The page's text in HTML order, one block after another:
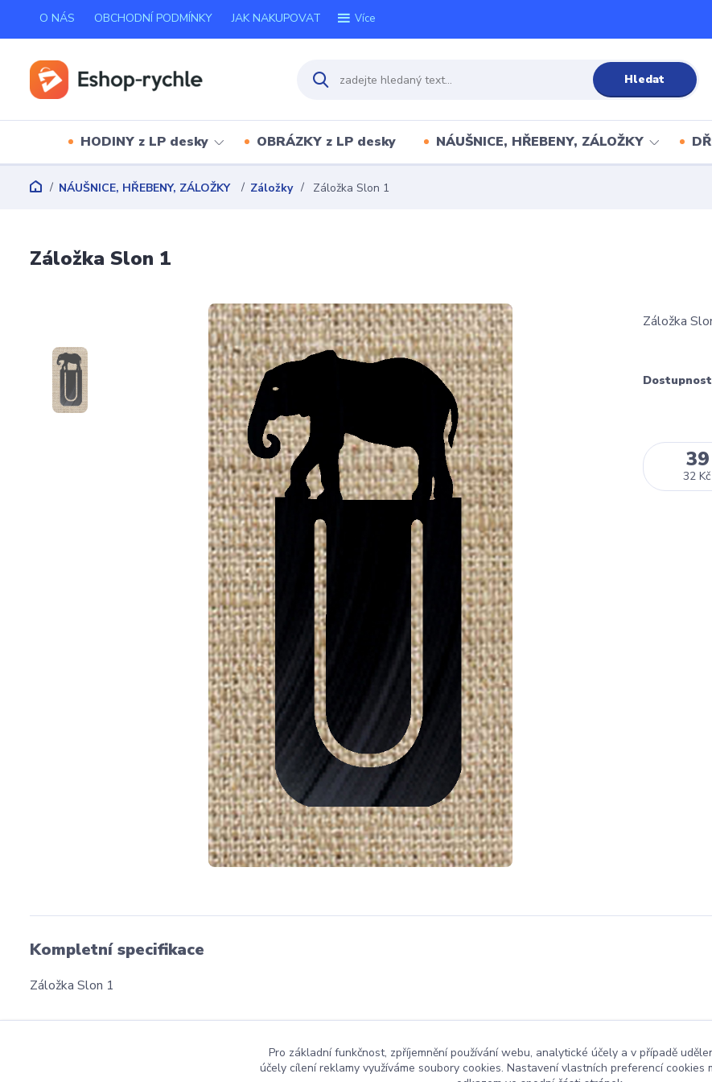
O NÁS OBCHODNÍ PODMÍNKY JAK NAKUPOVAT Více
Hledat
HODINY z LP desky OBRÁZKY z LP desky NÁUŠNICE, HŘEBENY, ZÁLOŽKY
NÁUŠNICE, HŘEBENY, ZÁLOŽKY Záložky Záložka Slon 1
Záložka Slon 1
Záložka
Dostupnost
32 Kč
Kompletní specifikace
Záložka Slon 1
Pro základní funkčnost, zpříjemnění používání webu, analytické účely a v případě
účely cílení reklamy využíváme soubory cookies. Nastavení vlastních preferencí cookies